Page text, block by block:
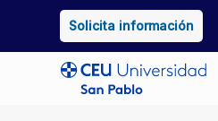
Solicita información